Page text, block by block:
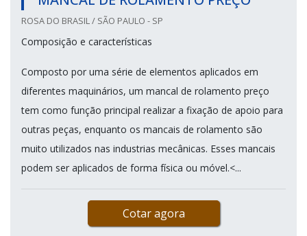
ROSA DO BRASIL / SÃO PAULO - SP
Composição e características
Composto por uma série de elementos aplicados em
diferentes maquinários, um mancal de rolamento preço
tem como função principal realizar a fixação de apoio para
outras peças, enquanto os mancais de rolamento são
muito utilizados nas industrias mecânicas. Esses mancais
podem ser aplicados de forma física ou móvel.<...
Cotar agora